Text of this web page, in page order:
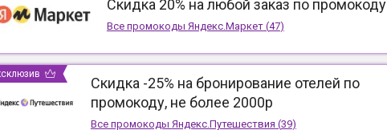
Скидка 20% на любой заказ по промокоду
Все промокоды Яндекс.Маркет(47)
Скидка -25% на бронирование отелей по
промокоду, не более 2000р
Все промокоды Яндекс.Путешествия (39)